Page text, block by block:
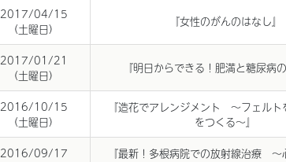
2017/04/15
(土曜日)
『女性のがんのはなし』
2017/01/21
(土曜日)
『明日からできる！肥満と糖尿病の
2016/10/15
(土曜日)
『造花でアレンジメント ～フェルト
をつくる～』
2016/09/17
『最新！多根病院での放射線治療 ～